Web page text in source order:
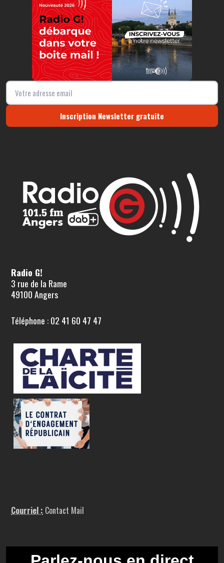
Inscription Newsletter gratuite
Radio G!
3 rue de la Rame
49100 Angers
Téléphone : 02 41 60 47 47
Courriel : Contact Mail